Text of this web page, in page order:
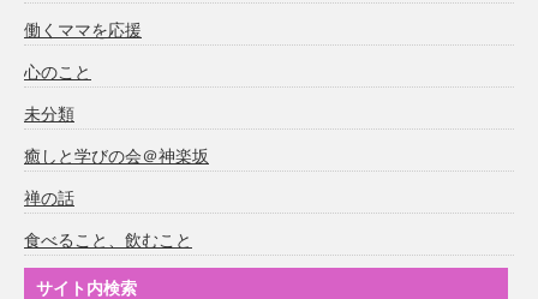
働くママを応援
心のこと
未分類
癒しと学びの会＠神楽坂
禅の話
食べること、飲むこと
サイト内検索